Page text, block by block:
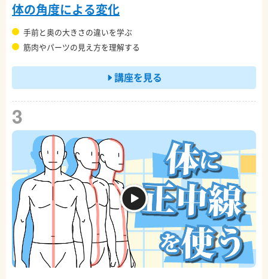
体の角度による変化
手前と奥の大きさの違いを学ぶ
筋肉やパーツの見え方を理解する
講座を見る
3